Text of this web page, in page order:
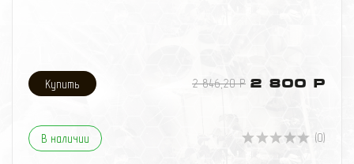
2 846,20 Р 2 800 Р
В наличии (0)